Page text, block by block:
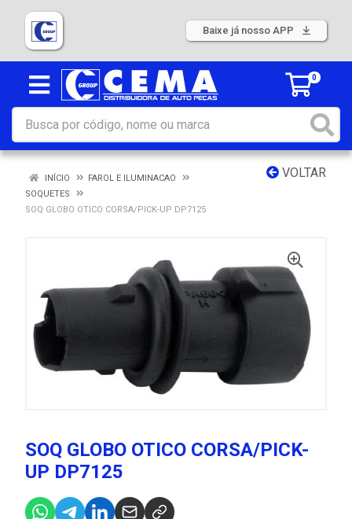
Baixe já nosso APP
0
VOLTAR
INÍCIO
FAROL E ILUMINACAO
SOQUETES
SOQ GLOBO OTICO CORSA/PICK-UP DP7125
SOQ GLOBO OTICO CORSA/PICK-
UP DP7125